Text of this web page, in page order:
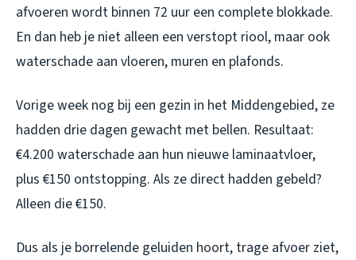
afvoeren wordt binnen 72 uur een complete blokkade.
En dan heb je niet alleen een verstopt riool, maar ook
waterschade aan vloeren, muren en plafonds.
Vorige week nog bij een gezin in het Middengebied, ze
hadden drie dagen gewacht met bellen. Resultaat:
€4.200 waterschade aan hun nieuwe laminaatvloer,
plus €150 ontstopping. Als ze direct hadden gebeld?
Alleen die €150.
Dus als je borrelende geluiden hoort, trage afvoer ziet,